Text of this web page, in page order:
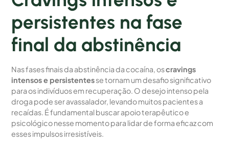
persistentes na fase
final da abstinência
Nas fases finais da abstinência da cocaína, oscravings
intensos e persistentesse tornam um desafio significativo
para os indivíduos em recuperação. O desejo intenso pela
droga pode ser avassalador, levando muitos pacientes a
recaídas. É fundamental buscar apoio terapêutico e
psicológico nesse momento para lidar de forma eficaz com
esses impulsos irresistíveis.